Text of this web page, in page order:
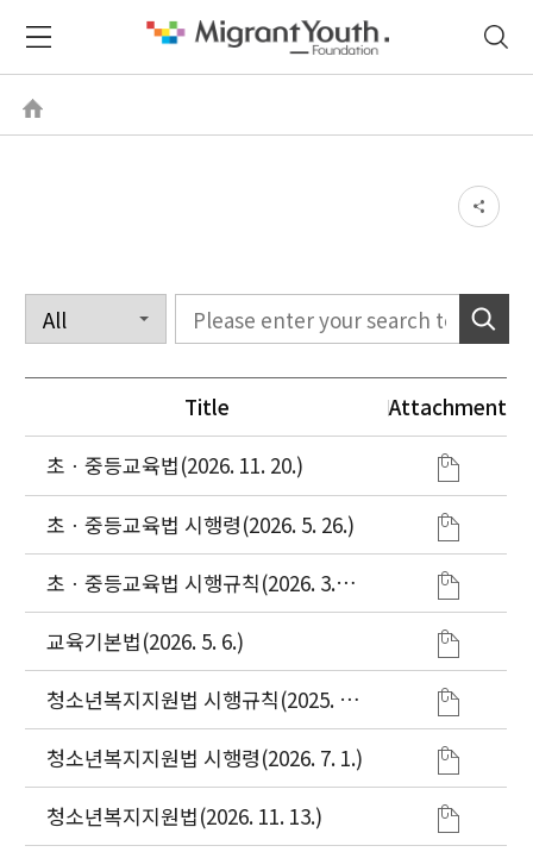
Title
Attachment
초ㆍ중등교육법(2026. 11. 20.)
초ㆍ중등교육법 시행령(2026. 5. 26.)
초ㆍ중등교육법 시행규칙(2026. 3.
11.)
교육기본법(2026. 5. 6.)
청소년복지지원법 시행규칙(2025. 10.
1.)
청소년복지지원법 시행령(2026. 7. 1.)
청소년복지지원법(2026. 11. 13.)